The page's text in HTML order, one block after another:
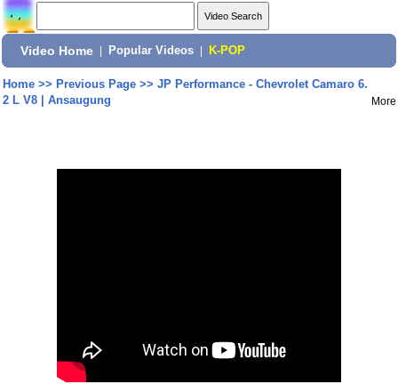
Video Home Popular Videos K-POP
Home>> Previous Page>> JP Performance - Chevrolet Camaro 6.
2 L V8 | Ansaugung
More